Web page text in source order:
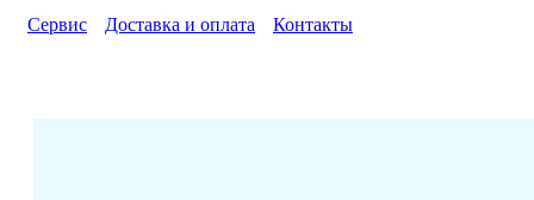
Сервис
Доставка и оплата Контакты